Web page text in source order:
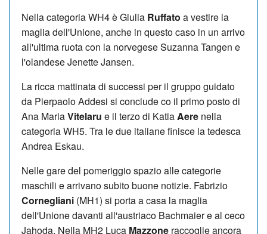
Nella categoria WH4 è Giulia Ruffato a vestire la
maglia dell'Unione, anche in questo caso in un arrivo
all'ultima ruota con la norvegese Suzanna Tangen e
l'olandese Jenette Jansen.
La ricca mattinata di successi per il gruppo guidato
da Pierpaolo Addesi si conclude co il primo posto di
Ana MariaVitelaru e il terzo di KatiaAere nella
categoria WH5. Tra le due italiane finisce la tedesca
Andrea Eskau.
Nelle gare del pomeriggio spazio alle categorie
maschili e arrivano subito buone notizie. Fabrizio
Cornegliani (MH1) si porta a casa la maglia
dell'Unione davanti all'austriaco Bachmaier e al ceco
Jahoda. Nella MH2 Luca Mazzone raccoglie ancora